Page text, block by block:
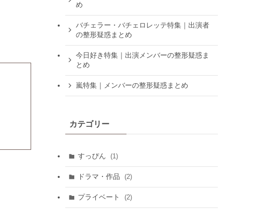
め
バチェラー・バチェロレッテ特集｜出演者
の整形疑惑まとめ
今日好き特集｜出演メンバーの整形疑惑ま
とめ
嵐特集｜メンバーの整形疑惑まとめ
カテゴリー
すっぴん (1)
ドラマ・作品 (2)
プライベート (2)